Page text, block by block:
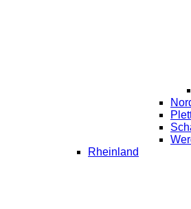
Rheinland